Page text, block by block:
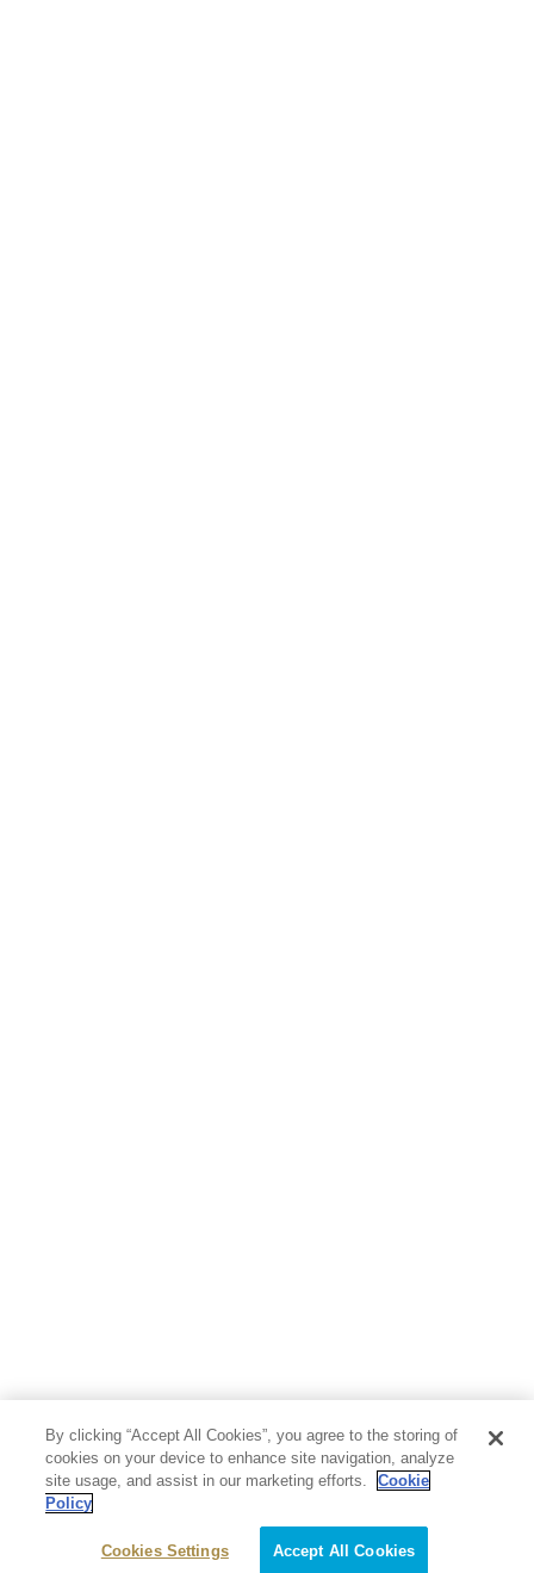
By clicking “Accept All Cookies”, you agree to the storing of
cookies on your device to enhance site navigation, analyze
site usage, and assist in our marketing efforts.
Cookie
Policy
Cookies Settings Accept All Cookies